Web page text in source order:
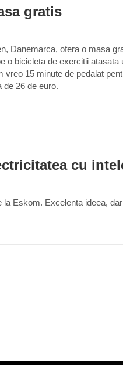
gratis
Danemarca, ofera o masa
o bicicleta de exercitii
vreo 15 minute de pedalat
de 26 de euro.
cu
la Eskom. Excelenta ideea,